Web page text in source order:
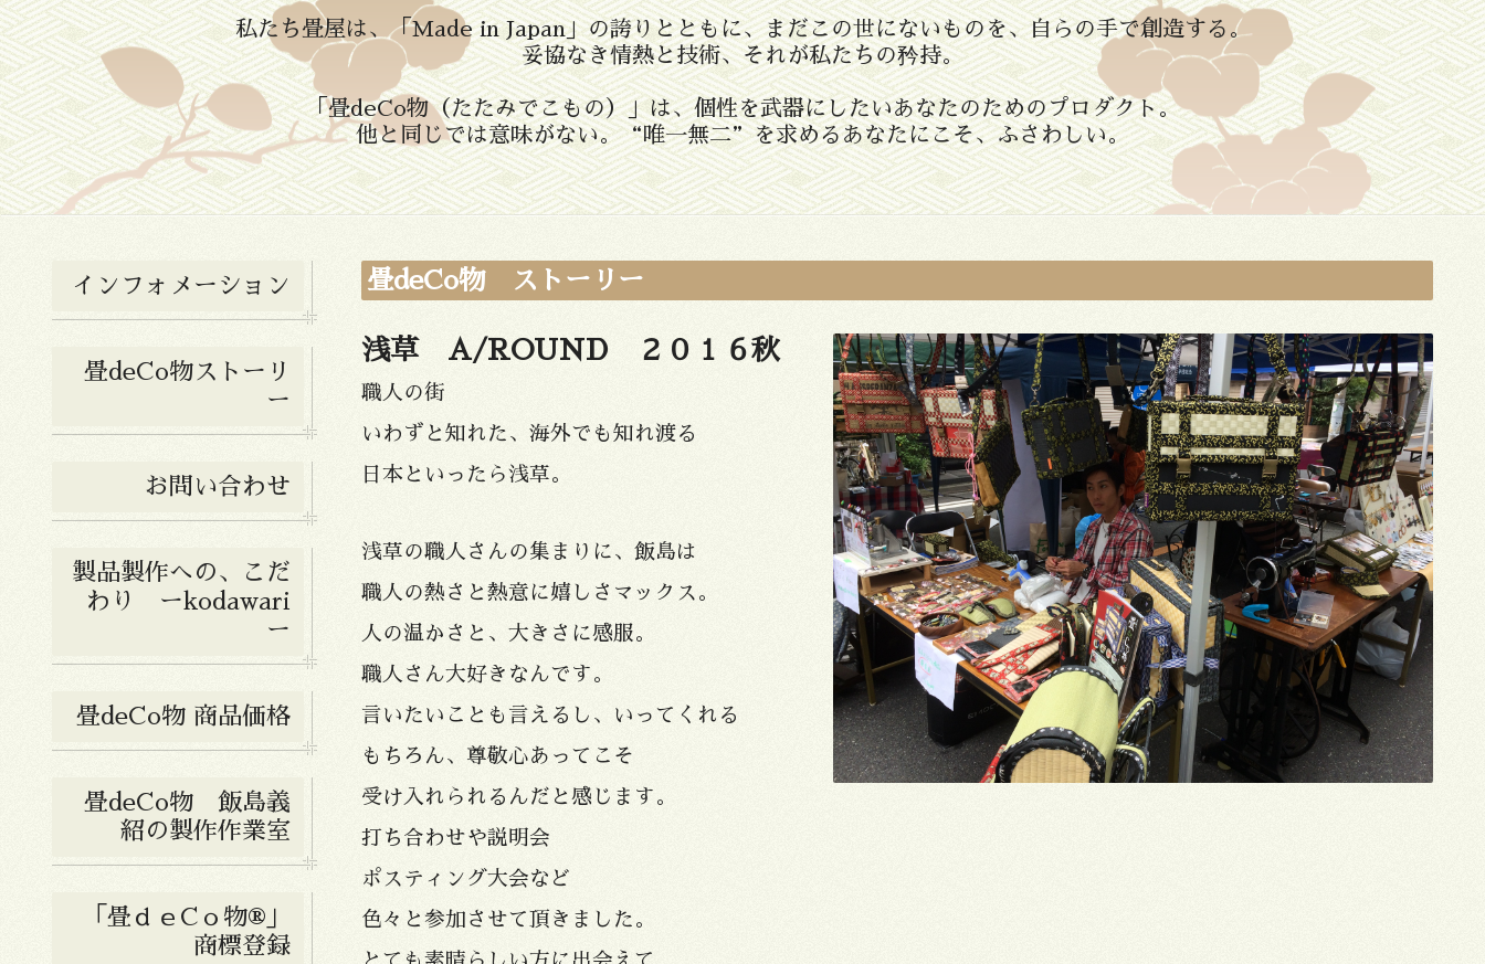
私たち畳屋は、「Made in Japan」の誇りとともに、まだこの世にないものを、自らの手で創造する。
妥協なき情熱と技術、それが私たちの矜持。
「畳deCo物（たたみでこもの）」は、個性を武器にしたいあなたのためのプロダクト。
他と同じでは意味がない。“唯一無二”を求めるあなたにこそ、ふさわしい。
インフォメーション
畳deCo物ストーリ
ー
お問い合わせ
製品製作への、こだ
わり ーkodawari
ー
畳deCo物 商品価格
畳deCo物 飯島義
紹の製作作業室
「畳ｄｅCｏ物®︎」
商標登録
畳deCo物 ストーリー
浅草 A/ROUND ２０１６秋
職人の街
いわずと知れた、海外でも知れ渡る
日本といったら浅草。
浅草の職人さんの集まりに、飯島は
職人の熱さと熱意に嬉しさマックス。
人の温かさと、大きさに感服。
職人さん大好きなんです。
言いたいことも言えるし、いってくれる
もちろん、尊敬心あってこそ
受け入れられるんだと感じます。
打ち合わせや説明会
ポスティング大会など
色々と参加させて頂きました。
とても素晴らしい方に出会えて